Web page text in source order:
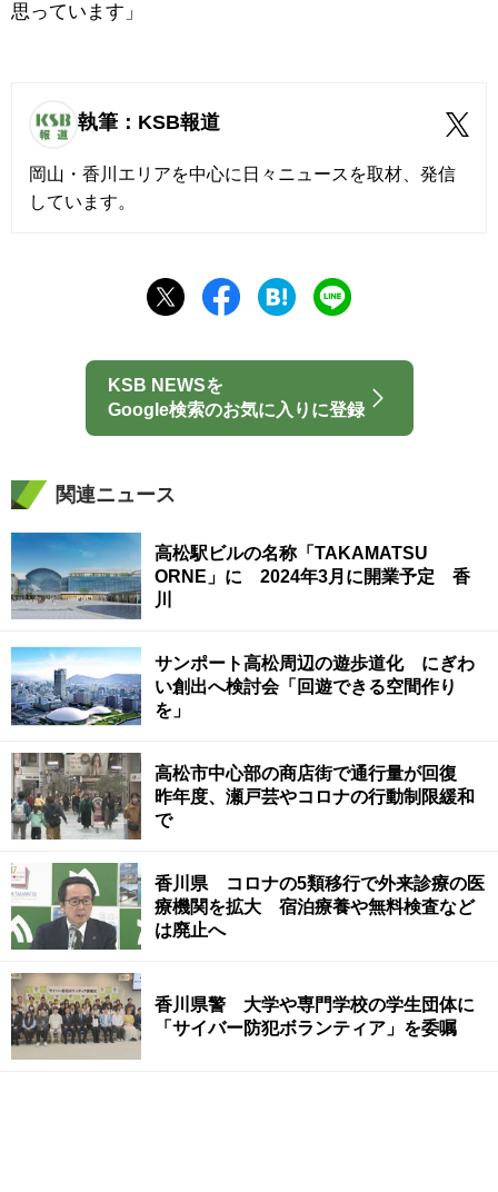
思っています」
執筆：KSB報道
岡山・香川エリアを中心に日々ニュースを取材、発信
しています。
KSB NEWSを
Google検索のお気に入りに登録
関連ニュース
高松駅ビルの名称「TAKAMATSU
ORNE」に 2024年3月に開業予定 香
川
サンポート高松周辺の遊歩道化 にぎわ
い創出へ検討会「回遊できる空間作り
を」
高松市中心部の商店街で通行量が回復
昨年度、瀬戸芸やコロナの行動制限緩和
で
香川県 コロナの5類移行で外来診療の医
療機関を拡大 宿泊療養や無料検査など
は廃止へ
香川県警 大学や専門学校の学生団体に
「サイバー防犯ボランティア」を委嘱